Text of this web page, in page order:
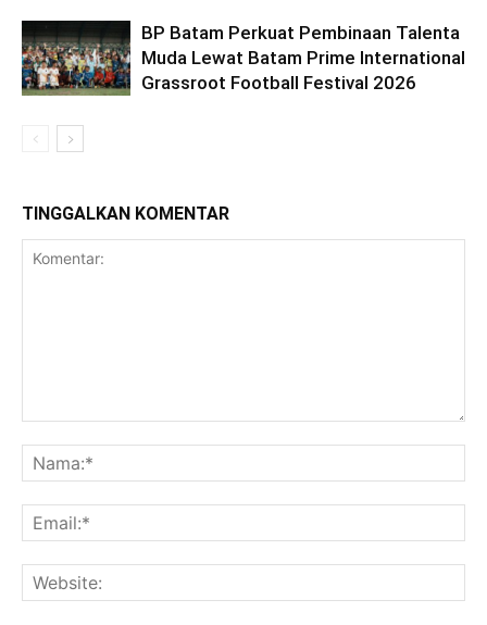
BP Batam Perkuat Pembinaan Talenta
Muda Lewat Batam Prime International
Grassroot Football Festival 2026
TINGGALKAN KOMENTAR